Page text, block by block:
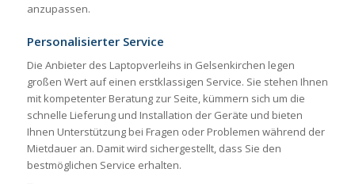
anzupassen.
Personalisierter Service
Die Anbieter des Laptopverleihs in Gelsenkirchen legen
großen Wert auf einen erstklassigen Service. Sie stehen Ihnen
mit kompetenter Beratung zur Seite, kümmern sich um die
schnelle Lieferung und Installation der Geräte und bieten
Ihnen Unterstützung bei Fragen oder Problemen während der
Mietdauer an. Damit wird sichergestellt, dass Sie den
bestmöglichen Service erhalten.